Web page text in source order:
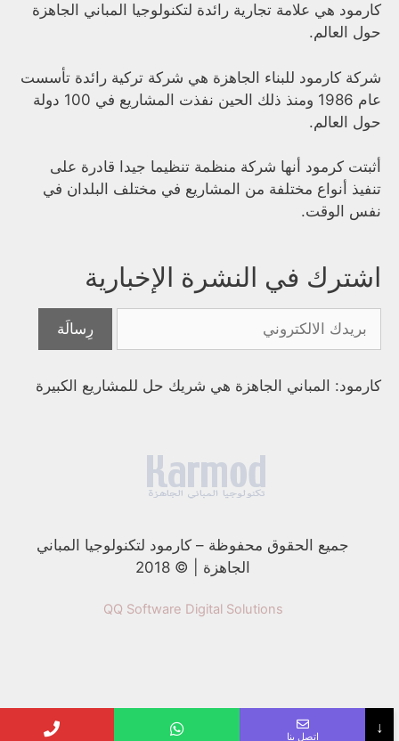
كارمود هي علامة تجارية رائدة لتكنولوجيا المباني الجاهزة
حول العالم.
شركة كارمود للبناء الجاهزة هي شركة تركية رائدة تأسست
عام 1986 ومنذ ذلك الحين نفذت المشاريع في 100 دولة
حول العالم.
أثبتت كرمود أنها شركة منظمة تنظيما جيدا قادرة على
تنفيذ أنواع مختلفة من المشاريع في مختلف البلدان في
نفس الوقت.
اشترك في النشرة الإخبارية
كارمود: المباني الجاهزة هي شريك حل للمشاريع الكبيرة
جميع الحقوق محفوظة –كارمود لتكنولوجيا المباني
الجاهزة | © 2018
QQ Software Digital Solutions
↓ اتصل بنا